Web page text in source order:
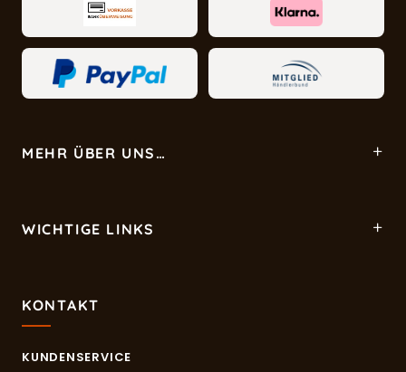
MEHR ÜBER UNS…
WICHTIGE LINKS
KONTAKT
KUNDENSERVICE